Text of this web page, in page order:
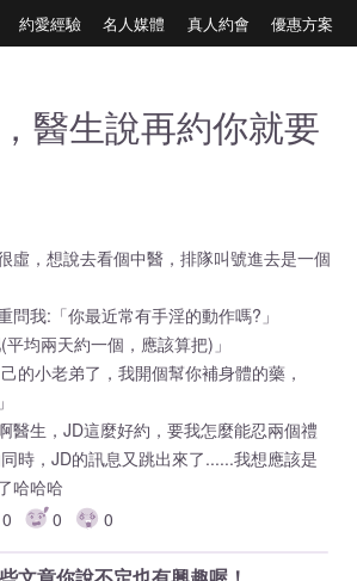
約愛經驗 名人媒體 真人約會 優惠方案
醫生說再約你就要
虛，想說去看個中醫，排隊叫號進去是一個
問我:「你最近常有手淫的動作嗎?」
均兩天約一個，應該算把)」
的小老弟了，我開個幫你補身體的藥，
醫生，JD這麼好約，要我怎麼能忍兩個禮
時，JD的訊息又跳出來了......我想應該是
哈哈哈
0 0 0